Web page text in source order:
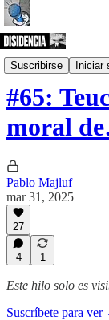
Suscribirse Iniciar
Podcast
#65:
moral
Pablo Majluf
mar 31, 2025
27
4 1
Este hilo solo es
Suscríbete para ver